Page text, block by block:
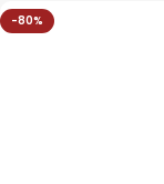
-80%